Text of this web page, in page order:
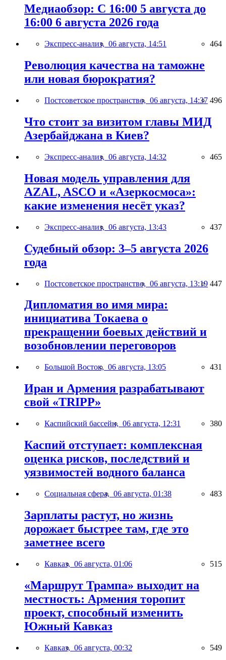
Медиаобзор: С 16:00 5 августа до
16:00 6 августа 2026 года
Экспресс-анализ, 06 августа, 14:51 464
Революция качества на таможне
или новая бюрократия?
Постсоветское пространство, 06 августа, 14:37 496
Что стоит за визитом главы МИД
Азербайджана в Киев?
Экспресс-анализ, 06 августа, 14:32 465
Новая модель управления для
AZAL, ASCO и «Азеркосмоса»:
какие изменения несёт указ?
Экспресс-анализ, 06 августа, 13:43 437
Судебный обзор: 3–5 августа 2026
года
Постсоветское пространство, 06 августа, 13:19 447
Дипломатия во имя мира:
инициатива Токаева о
прекращении боевых действий и
возобновлении переговоров
Большой Восток, 06 августа, 13:05 431
Иран и Армения разрабатывают
свой «TRIPP»
Каспийский бассейн, 06 августа, 12:31 380
Каспий отступает: комплексная
оценка рисков, последствий и
уязвимостей водного баланса
Социальная сфера, 06 августа, 01:38 483
Зарплаты растут, но жизнь
дорожает быстрее там, где это
заметнее всего
Кавказ, 06 августа, 01:06 515
«Маршрут Трампа» выходит на
местность: Армения торопит
проект, способный изменить
Южный Кавказ
Кавказ, 06 августа, 00:32 549